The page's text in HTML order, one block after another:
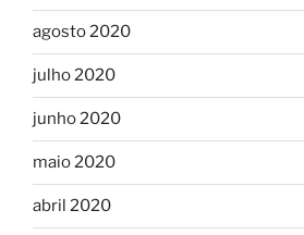
agosto 2020
julho 2020
junho 2020
maio 2020
abril 2020